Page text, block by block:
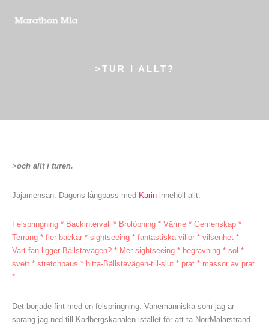
>TUR I ALLT?
>och allt i turen.
Jajamensan. Dagens långpass med Karininnehöll allt.
Felspringning * Backintervall * Brolöpning * Värme * Gemenskap *
Terräng * fler backar * sightseeing * fantastiska villor * vilsenhet *
Vart-fan-ligger-Bällstavägen? * Mer sightseeing * begravning * sol *
svett * stretchpaus * hitta-Bällstavägen-till-slut * prat * massor av prat
*
Det började fint med en felspringning. Vanemänniska som jag är
sprang jag ned till Karlbergskanalen istället för att ta NorrMälarstrand.